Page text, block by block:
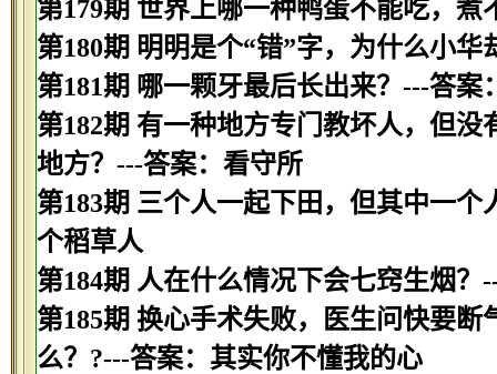
第179期 世界上哪一种鸭蛋不能吃，
第180期 明明是个“错”字，为什么小
第181期 哪一颗牙最后长出来？---答案
第182期 有一种地方专门教坏人，但
地方？---答案：看守所
第183期 三个人一起下田，但其中一
个稻草人
第184期 人在什么情况下会七窍生烟？
第185期 换心手术失败，医生问快要
么？?---答案：其实你不懂我的心